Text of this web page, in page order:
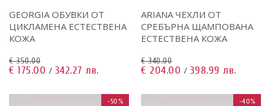
GEORGIA ОБУВКИ ОТ
ЦИКЛАМЕНА ЕСТЕСТВЕНА
КОЖА
€ 350.00
€ 175.00 / 342.27 лв.
ARIANA ЧЕХЛИ ОТ
СРЕБЪРНА ЩАМПОВАНА
ЕСТЕСТВЕНА КОЖА
€ 340.00
€ 204.00 / 398.99 лв.
-50% -40%